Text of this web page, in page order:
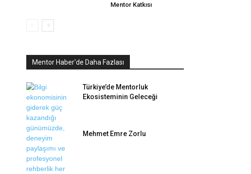
Mentor Katkısı
Mentor Haber'de Daha Fazlası
Türkiye’de Mentorluk
Ekosisteminin Geleceği
Mehmet Emre Zorlu